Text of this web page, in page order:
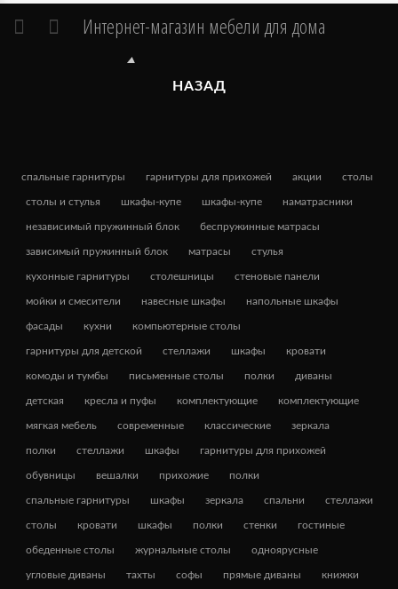
Интернет-магазин мебели для дома
НАЗАД
спальные гарнитуры гарнитуры для прихожей акции столы
столы и стулья шкафы-купе шкафы-купе наматрасники
независимый пружинный блок беспружинные матрасы
зависимый пружинный блок матрасы стулья
кухонные гарнитуры столешницы стеновые панели
мойки и смесители навесные шкафы напольные шкафы
фасады кухни компьютерные столы
гарнитуры для детской стеллажи шкафы кровати
комоды и тумбы письменные столы полки диваны
детская кресла и пуфы комплектующие комплектующие
мягкая мебель современные классические зеркала
полки стеллажи шкафы гарнитуры для прихожей
обувницы вешалки прихожие полки
спальные гарнитуры шкафы зеркала спальни стеллажи
столы кровати шкафы полки стенки гостиные
обеденные столы журнальные столы одноярусные
угловые диваны тахты софы прямые диваны книжки